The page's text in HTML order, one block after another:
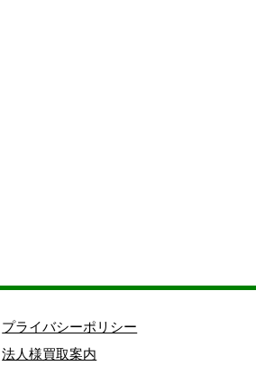
プライバシーポリシー
法人様買取案内